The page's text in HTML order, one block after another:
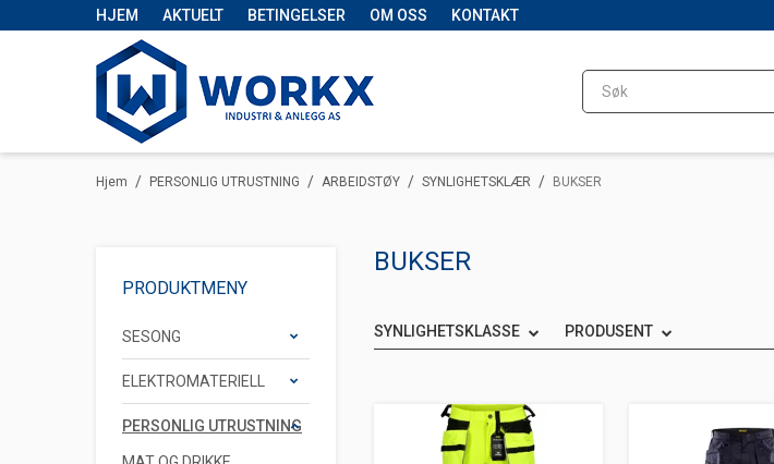
HJEM AKTUELT BETINGELSER OM OSS KONTAKT
/
Hjem /
PERSONLIG UTRUSTNING /
ARBEIDSTØY /
SYNLIGHETSKLÆR BUKSER
PRODUKTMENY
SESONG
ELEKTROMATERIELL
PERSONLIG UTRUSTNING
BUKSER
SYNLIGHETSKLASSE PRODUSENT